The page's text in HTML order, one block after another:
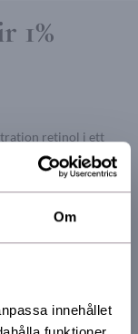
Om
innehållet
1%
retinol i ett
fina linjer och
Ger en
oz.